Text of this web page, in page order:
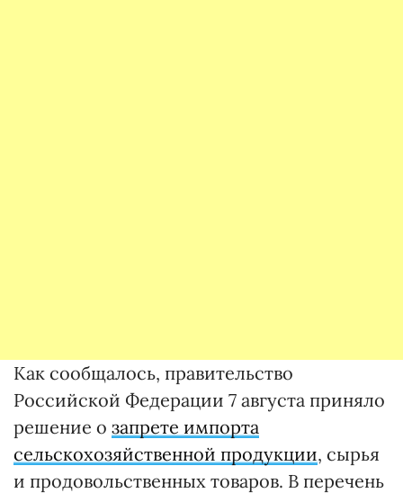
Как сообщалось, правительство
Российской Федерации 7 августа приняло
решение о запрете импорта
сельскохозяйственной продукции, сырья
и продовольственных товаров. В перечень